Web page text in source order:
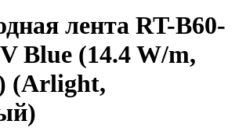
лента RT-B60-
Blue (14.4 W/m,
(Arlight,